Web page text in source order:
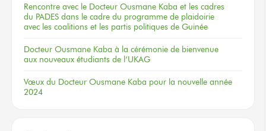
Rencontre avec le Docteur Ousmane Kaba et les cadres
du PADES dans le cadre du programme de plaidoirie
avec les coalitions et les partis politiques de Guinée
Docteur Ousmane Kaba à la cérémonie de bienvenue
aux nouveaux étudiants de l’UKAG
Vœux du Docteur Ousmane Kaba pour la nouvelle année
2024